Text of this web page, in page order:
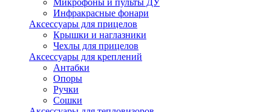
Микрофоны и пульты ДУ
Инфракрасные фонари
Аксессуары для прицелов
Крышки и наглазники
Чехлы для прицелов
Аксессуары для креплений
Антабки
Опоры
Ручки
Сошки